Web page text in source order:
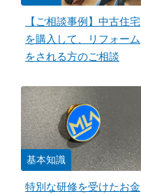
【ご相談事例】中古住宅
を購入して、リフォーム
をされる方のご相談
基本知識
特別な研修を受けたお金